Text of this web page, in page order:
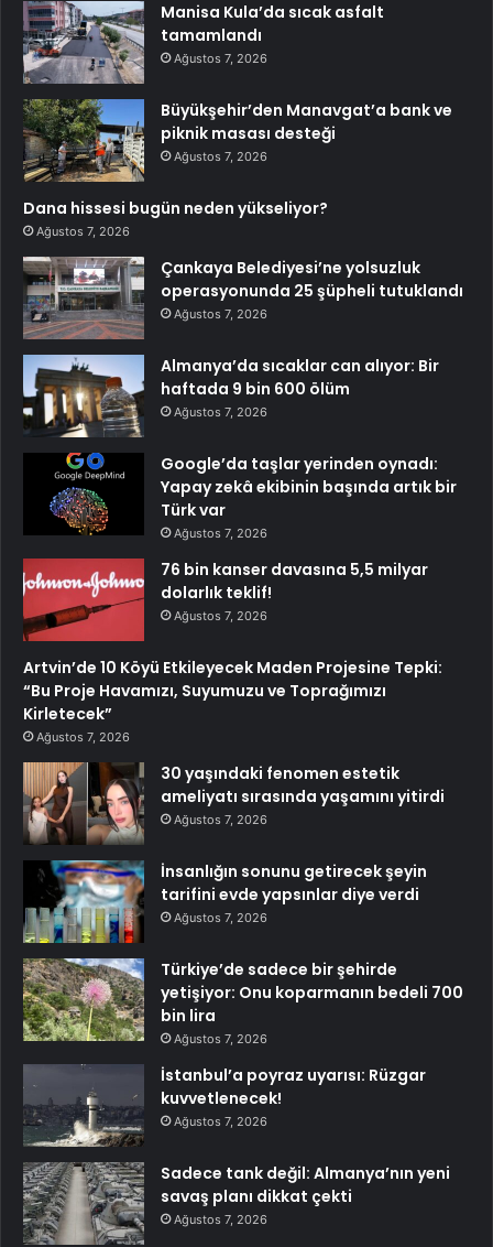
Manisa Kula’da sıcak asfalt
tamamlandı
Ağustos 7, 2026
Büyükşehir’den Manavgat’a bank ve
piknik masası desteği
Ağustos 7, 2026
Dana hissesi bugün neden yükseliyor?
Ağustos 7, 2026
Çankaya Belediyesi’ne yolsuzluk
operasyonunda 25 şüpheli tutuklandı
Ağustos 7, 2026
Almanya’da sıcaklar can alıyor: Bir
haftada 9 bin 600 ölüm
Ağustos 7, 2026
Google’da taşlar yerinden oynadı:
Yapay zekâ ekibinin başında artık bir
Türk var
Ağustos 7, 2026
76 bin kanser davasına 5,5 milyar
dolarlık teklif!
Ağustos 7, 2026
Artvin’de 10 Köyü Etkileyecek Maden Projesine Tepki:
“Bu Proje Havamızı, Suyumuzu ve Toprağımızı
Kirletecek”
Ağustos 7, 2026
30 yaşındaki fenomen estetik
ameliyatı sırasında yaşamını yitirdi
Ağustos 7, 2026
İnsanlığın sonunu getirecek şeyin
tarifini evde yapsınlar diye verdi
Ağustos 7, 2026
Türkiye’de sadece bir şehirde
yetişiyor: Onu koparmanın bedeli 700
bin lira
Ağustos 7, 2026
İstanbul’a poyraz uyarısı: Rüzgar
kuvvetlenecek!
Ağustos 7, 2026
Sadece tank değil: Almanya’nın yeni
savaş planı dikkat çekti
Ağustos 7, 2026